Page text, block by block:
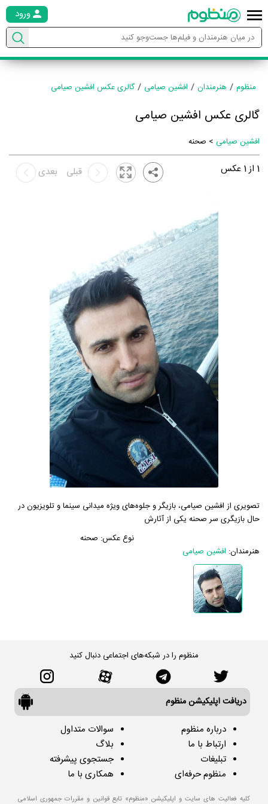
ورود
منظوم هنرمندان افشین صیامی گالری عکس افشین صیامی
گالری عکس افشین صیامی
افشین صیامی > صحنه
1 از1 عکس بعدی قبلی
تصویری از افشین صیامی، بازیگر و جلوه‌های ویژه میدانی سینما و تلویزیون در
حال بازیگری سر صحنه یکی از آثارش
نوع عکس: صحنه
هنرمندان: افشین صیامی
منظوم را در شبکه‌های اجتماعی دنبال کنید
دریافت اپلیکیشن منظوم
درباره منظوم
ارتباط با ما
تبلیغات
منظوم حرفه‌ای
سوالات متداول
بلاگ
جستجوی پیشرفته
همکاری با ما
کلیه فعالیت های سایت و اپلیکیشن «منظوم» تابع قوانین و مقررات جمهوری اسلامی